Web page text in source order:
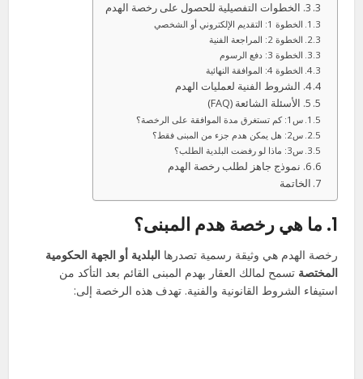
3. الخطوات التفصيلية للحصول على رخصة الهدم
الخطوة 1: التقديم الإلكتروني أو الشخصي
الخطوة 2: المراجعة الفنية
الخطوة 3: دفع الرسوم
الخطوة 4: الموافقة النهائية
4. الشروط الفنية لعمليات الهدم
5. الأسئلة الشائعة (FAQ)
س1: كم تستغرق مدة الموافقة على الرخصة؟
س2: هل يمكن هدم جزء من المبنى فقط؟
س3: ماذا لو رفضت البلدية الطلب؟
6. نموذج جاهز لطلب رخصة الهدم
الخاتمة
1. ما هي رخصة هدم المبنى؟
رخصة الهدم هي وثيقة رسمية تصدرهاالبلدية أو الجهة الحكومية
المختصة تسمح لمالك العقار بهدم المبنى القائم بعد التأكد من
استيفاء الشروط القانونية والفنية. تهدف هذه الرخصة إلى: